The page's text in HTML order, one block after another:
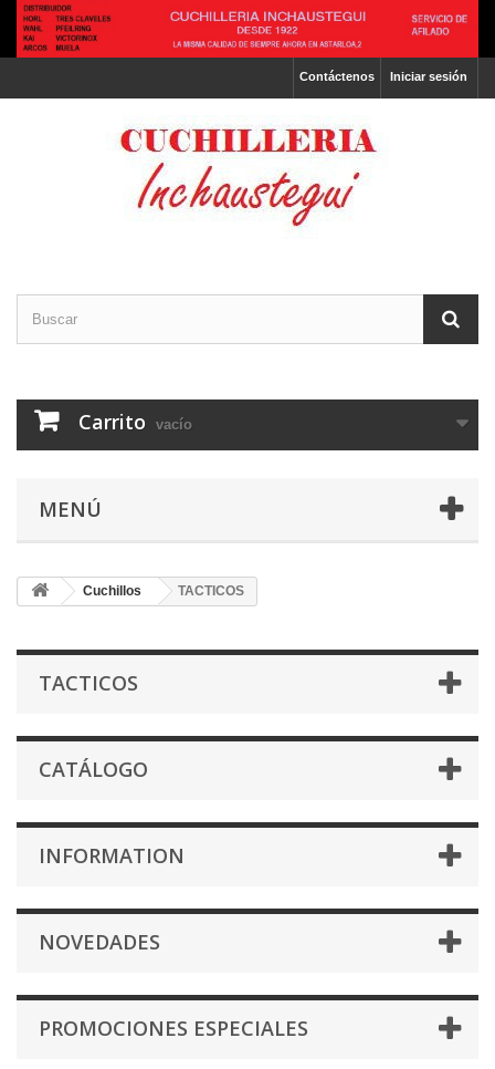
Iniciar sesión
Contáctenos
Carrito vacío
MENÚ
Cuchillos TACTICOS
TACTICOS
CATÁLOGO
INFORMATION
NOVEDADES
PROMOCIONES ESPECIALES